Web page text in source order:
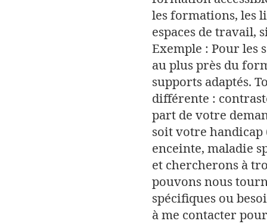
les formations, les
espaces de travail,
Exemple : Pour les
au plus près du
supports adaptés.
différente :
part de votre
soit votre
enceinte, maladie
et chercherons à
pouvons nous
spécifiques ou
à me contacter